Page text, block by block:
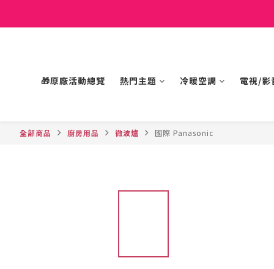
🎁原廠活動總覽 熱門主題 冷暖空調 電視/影
全部商品 廚房用品 微波爐 國際 Panasonic